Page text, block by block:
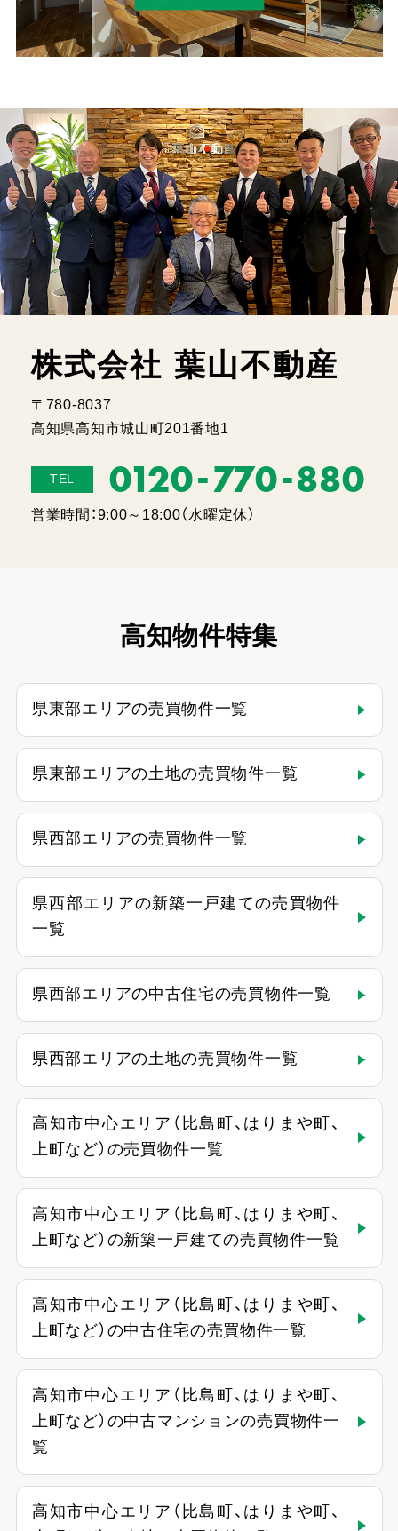
株式会社 葉山不動産
〒780-8037
高知県高知市城山町201番地1
TEL 0120-770-880
営業時間：9:00～18:00（水曜定休）
高知物件特集
県東部エリアの売買物件一覧
県東部エリアの土地の売買物件一覧
県西部エリアの売買物件一覧
県西部エリアの新築一戸建ての売買物件
一覧
県西部エリアの中古住宅の売買物件一覧
県西部エリアの土地の売買物件一覧
高知市中心エリア（比島町、はりまや町、
上町など）の売買物件一覧
高知市中心エリア（比島町、はりまや町、
上町など）の新築一戸建ての売買物件一覧
高知市中心エリア（比島町、はりまや町、
上町など）の中古住宅の売買物件一覧
高知市中心エリア（比島町、はりまや町、
上町など）の中古マンションの売買物件一
覧
高知市中心エリア（比島町、はりまや町、